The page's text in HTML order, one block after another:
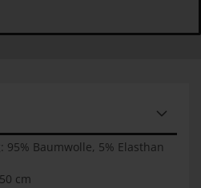
95% Baumwolle, 5% Elasthan
cm